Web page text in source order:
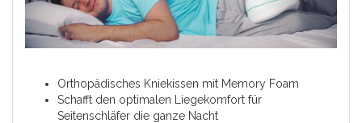
Orthopädisches Kniekissen mit Memory Foam
Schafft den optimalen Liegekomfort für
Seitenschläfer die ganze Nacht